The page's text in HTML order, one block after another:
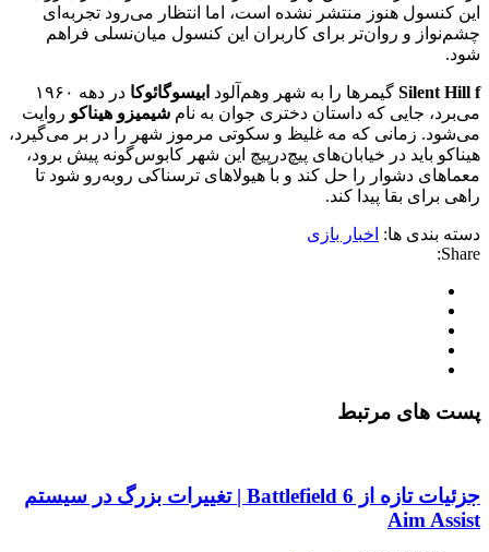
این کنسول هنوز منتشر نشده است، اما انتظار می‌رود تجربه‌ای
چشم‌نواز و روان‌تر برای کاربران این کنسول میان‌نسلی فراهم
شود.
Silent Hill f گیمرها را به شهر وهم‌آلود ابیسوگائوکا
در دهه ۱۹۶۰
می‌برد، جایی که داستان دختری جوان به نام شیمیزو هیناکو روایت
می‌شود. زمانی که مه غلیظ و سکوتی مرموز شهر را در بر می‌گیرد،
هیناکو باید در خیابان‌های پیچ‌درپیچ این شهر کابوس‌گونه پیش برود،
معماهای دشوار را حل کند و با هیولاهای ترسناکی روبه‌رو شود تا
راهی برای بقا پیدا کند.
دسته بندی ها: اخبار بازی
Share:
پست های مرتبط
جزئیات تازه از Battlefield 6 | تغییرات بزرگ در سیستم
Aim Assist